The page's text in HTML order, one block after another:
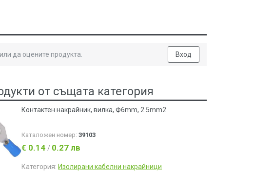
да оцените продукта. Вход
от същата категория
Контактен накрайник, вилка, Ф6mm, 2.5mm2
Каталожен номер: 39103
€ 0.14 / 0.27 лв
Категория: Изолирани кабелни накрайници